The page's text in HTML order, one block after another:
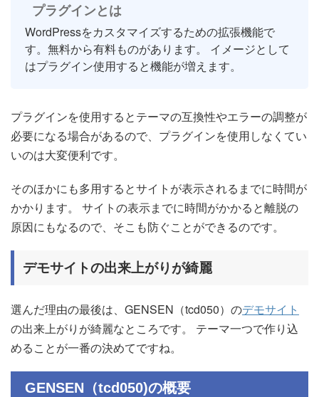
プラグインとは
WordPressをカスタマイズするための拡張機能で
す。無料から有料ものがあります。 イメージとして
はプラグイン使用すると機能が増えます。
プラグインを使用するとテーマの互換性やエラーの調整が
必要になる場合があるので、プラグインを使用しなくてい
いのは大変便利です。
そのほかにも多用するとサイトが表示されるまでに時間が
かかります。 サイトの表示までに時間がかかると離脱の
原因にもなるので、そこも防ぐことができるのです。
デモサイトの出来上がりが綺麗
選んだ理由の最後は、GENSEN（tcd050）のデモサイト
の出来上がりが綺麗なところです。 テーマ一つで作り込
めることが一番の決めてですね。
GENSEN（tcd050)の概要